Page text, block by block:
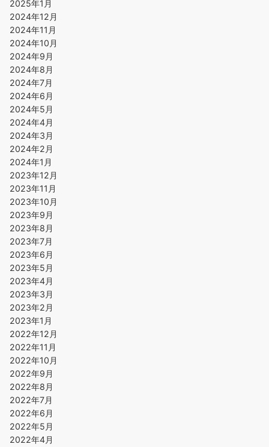
2025年1月
2024年12月
2024年11月
2024年10月
2024年9月
2024年8月
2024年7月
2024年6月
2024年5月
2024年4月
2024年3月
2024年2月
2024年1月
2023年12月
2023年11月
2023年10月
2023年9月
2023年8月
2023年7月
2023年6月
2023年5月
2023年4月
2023年3月
2023年2月
2023年1月
2022年12月
2022年11月
2022年10月
2022年9月
2022年8月
2022年7月
2022年6月
2022年5月
2022年4月